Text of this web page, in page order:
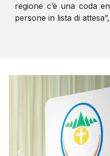
regione c’è una coda
persone in lista di